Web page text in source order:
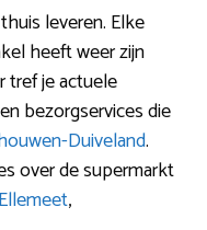
leveren. Elke
heeft weer zijn
tref je actuele
bezorgservices die
Duiveland.
over de supermarkt
Ellemeet,